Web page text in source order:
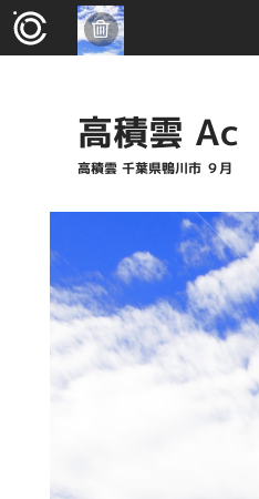
高積雲 Ac
高積雲 千葉県鴨川市 ９月